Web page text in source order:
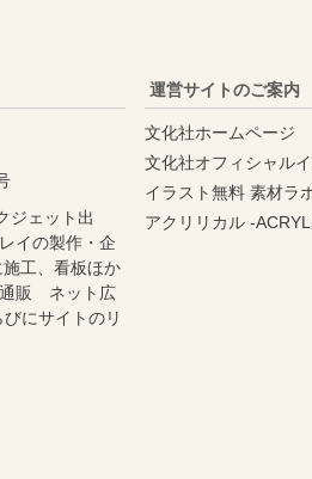
ジェット出
イの製作・企
工、看板ほか
販 ネット広
にサイトのリ
運営サイトのご案内
文化社ホームページ
文化社オフィシャル
イラスト無料 素材ラ
アクリリカル -